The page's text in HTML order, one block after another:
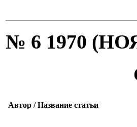
№ 6 1970
Автор / Название статьи